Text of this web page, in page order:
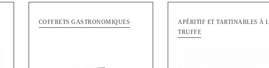
COFFRETS GASTRONOMIQUES
APÉRITIF ET TARTINABLES À
TRUFFE